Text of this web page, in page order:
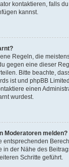
kontaktieren, falls
kannst.
Regeln, die
gegen eine dieser
Bitte beachte,
ist und phpBB
einen
wurdest.
Moderatoren melden?
entsprechenden
in der Nähe des
Schritte geführt.